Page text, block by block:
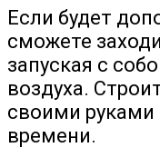
Если будет
сможете
запуская с
воздуха.
своими руками
времени.